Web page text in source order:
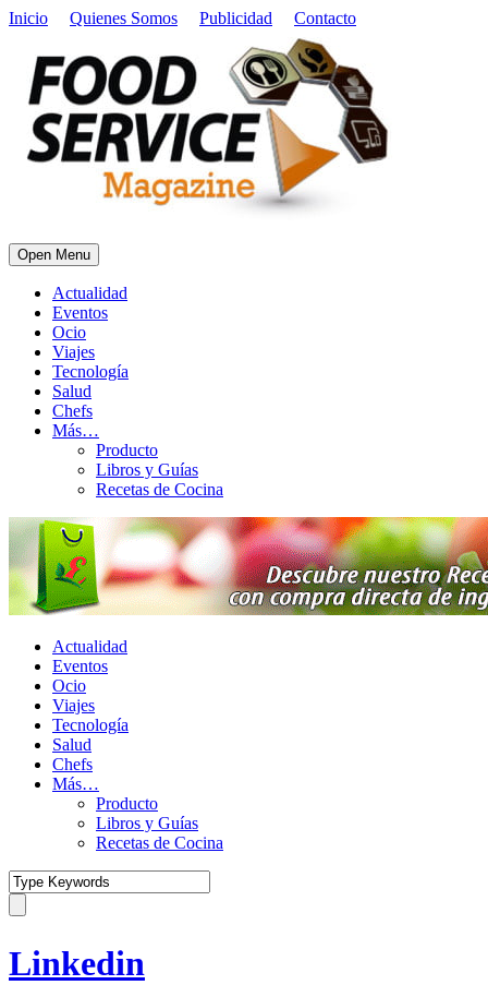
Inicio Quienes Somos Publicidad Contacto
Open Menu
Actualidad
Eventos
Ocio
Viajes
Tecnología
Salud
Chefs
Más…
Producto
Libros y Guías
Recetas de Cocina
Actualidad
Eventos
Ocio
Viajes
Tecnología
Salud
Chefs
Más…
Producto
Libros y Guías
Recetas de Cocina
Linkedin